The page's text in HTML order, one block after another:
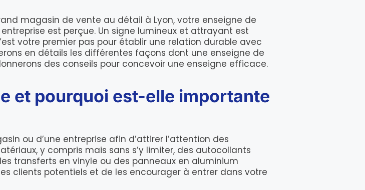
magasin de vente au détail à Lyon, votre enseigne de
est perçue. Un signe lumineux et attrayant est
votre premier pas pour établir une relation durable avec
en détails les différentes façons dont une enseigne de
des conseils pour concevoir une enseigne efficace.
et pourquoi est-elle importante
ou d’une entreprise afin d’attirer l’attention des
y compris mais sans s’y limiter, des autocollants
transferts en vinyle ou des panneaux en aluminium
clients potentiels et de les encourager à entrer dans votre